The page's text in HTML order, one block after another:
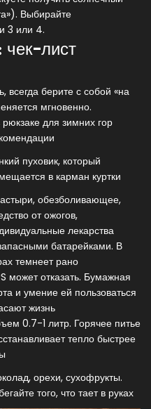
Выбирайте
3 или 4.
чек-лист
берите с собой «на
мгновенно.
для зимних гор
пуховик, который
в карман куртки
обезболивающее,
от ожогов,
лекарства
батарейками. В
темнеет рано
может отказать. Бумажная
и умение ей пользоваться
жизнь
0.7-1 литр. Горячее питье
тепло быстрее
орехи, сухофрукты.
того, что тает в руках